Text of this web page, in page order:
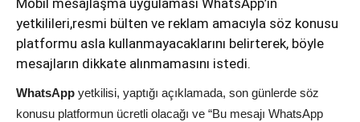
Mobil mesajlaşma uygulaması WhatsApp’ın
yetkilileri,resmi bülten ve reklam amacıyla söz konusu
platformu asla kullanmayacaklarını belirterek, böyle
mesajların dikkate alınmamasını istedi.
WhatsApp yetkilisi, yaptığı açıklamada, son günlerde söz
konusu platformun ücretli olacağı ve “Bu mesajı WhatsApp